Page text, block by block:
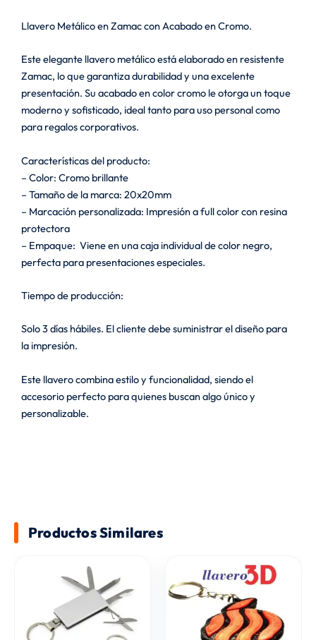
Llavero Metálico en Zamac con Acabado en Cromo.
Este elegante llavero metálico está elaborado en resistente
Zamac, lo que garantiza durabilidad y una excelente
presentación. Su acabado en color cromo le otorga un toque
moderno y sofisticado, ideal tanto para uso personal como
para regalos corporativos.
Características del producto:
– Color: Cromo brillante
– Tamaño de la marca: 20x20mm
– Marcación personalizada: Impresión a full color con resina
protectora
– Empaque: Viene en una caja individual de color negro,
perfecta para presentaciones especiales.
Tiempo de producción:
Solo 3 días hábiles. El cliente debe suministrar el diseño para
la impresión.
Este llavero combina estilo y funcionalidad, siendo el
accesorio perfecto para quienes buscan algo único y
personalizable.
Productos Similares